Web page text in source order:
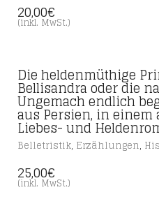
20,00€
(inkl. MwSt.)
Die heldenmüthige
Bellisandra oder die
Ungemach endlich
aus Persien, in
Liebes- und
Belletristik, Erzählungen,
25,00€
(inkl. MwSt.)